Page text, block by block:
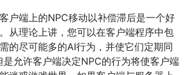
户端上的NPC移动以补偿滞后是一个好
从理论上讲，您可以在客户端程序中包
的尽可能多的AI行为，并使它们定期同
是允许客户端决定NPC的行为将使客户端